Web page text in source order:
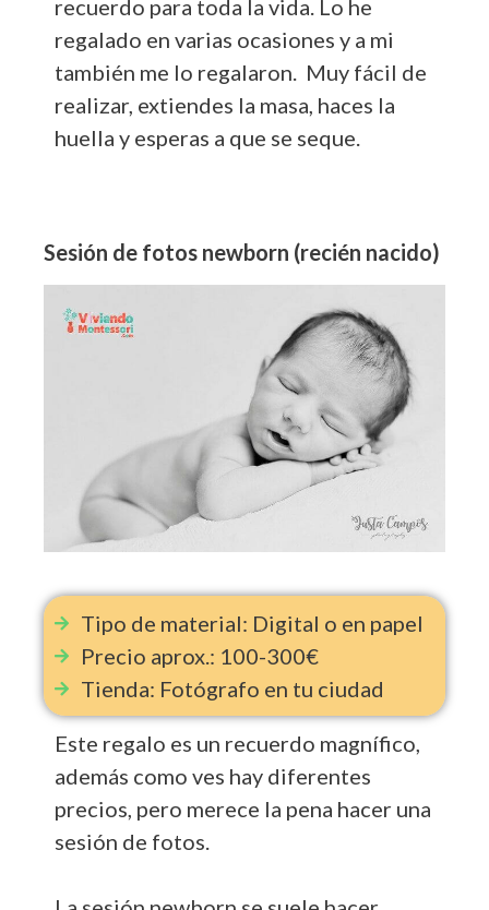
recuerdo para toda la vida. Lo he
regalado en varias ocasiones y a mi
también me lo regalaron. Muy fácil de
realizar, extiendes la masa, haces la
huella y esperas a que se seque.
Sesión de fotos newborn (recién nacido)
Tipo de material: Digital o en papel
Precio aprox.: 100-300€
Tienda: Fotógrafo en tu ciudad
Este regalo es un recuerdo magnífico,
además como ves hay diferentes
precios, pero merece la pena hacer una
sesión de fotos.